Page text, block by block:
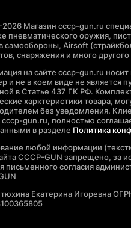
Магазин cccp-gun.ru
пневматического оружия,
самообороны, Airsoft
снаряжения и много другого
на сайте cccp-gun.ru
и не в коем виде не является
в Статье 437 ГК РФ.
харктеристики товара,
без уведомления.
gun.ru, полностью
в разделе Политика
любой информации
CCCP-GUN запрещено, за
письменного согласия
Екатерина Игоревна